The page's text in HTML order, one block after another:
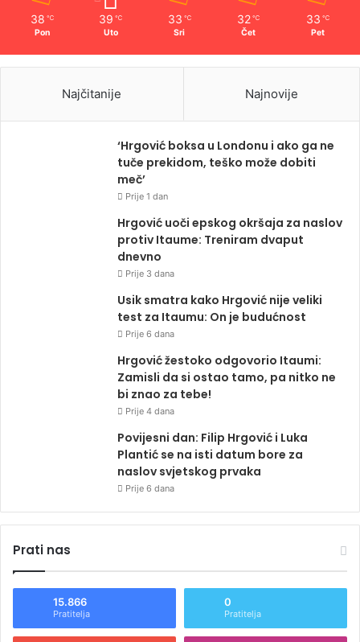
38 ℃
Pon
39 ℃
Uto
33 ℃
Sri
32 ℃
Čet
33 ℃
Pet
Najčitanije Najnovije
‘Hrgović boksa u Londonu i ako ga ne
tuče prekidom, teško može dobiti
meč’
Prije 1 dan
Hrgović uoči epskog okršaja za naslov
protiv Itaume: Treniram dvaput
dnevno
Prije 3 dana
Usik smatra kako Hrgović nije veliki
test za Itaumu: On je budućnost
Prije 6 dana
Hrgović žestoko odgovorio Itaumi:
Zamisli da si ostao tamo, pa nitko ne
bi znao za tebe!
Prije 4 dana
Povijesni dan: Filip Hrgović i Luka
Plantić se na isti datum bore za
naslov svjetskog prvaka
Prije 6 dana
Prati nas
15.866
Pratitelja
0
Pratitelja